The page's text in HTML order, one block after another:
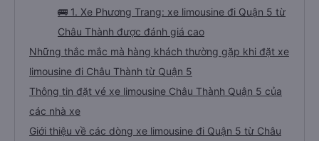
🚌 1. Xe Phương Trang: xe limousine đi Quận 5 từ
Châu Thành được đánh giá cao
Những thắc mắc mà hàng khách thường gặp khi đặt xe
limousine đi Châu Thành từ Quận 5
Thông tin đặt vé xe limousine Châu Thành Quận 5 của
các nhà xe
Giới thiệu về các dòng xe limousine đi Quận 5 từ Châu